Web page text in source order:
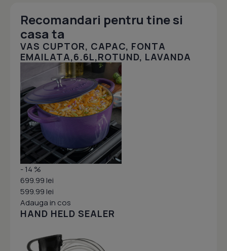
Recomandari pentru tine si
casa ta
VAS CUPTOR, CAPAC, FONTA
EMAILATA,6.6L,ROTUND, LAVANDA
- 14 %
699.99 lei
599.99 lei
Adauga in cos
HAND HELD SEALER